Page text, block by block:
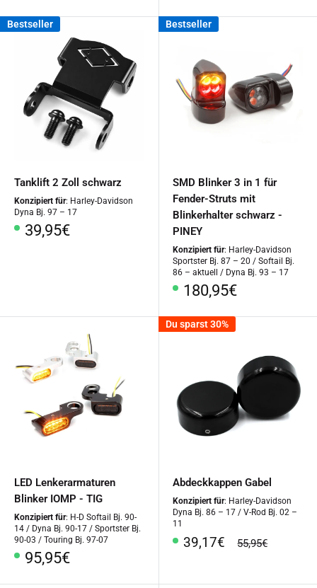
Bestseller
Tanklift 2 Zoll schwarz
Konzipiert für: Harley-Davidson
Dyna Bj. 97 – 17
Sonderpreis
39,95€
Bestseller
SMD Blinker 3 in 1 für
Fender-Struts mit
Blinkerhalter schwarz -
PINEY
Konzipiert für: Harley-Davidson
Sportster Bj. 87 – 20 / Softail Bj.
86 – aktuell / Dyna Bj. 93 – 17
Sonderpreis
180,95€
LED Lenkerarmaturen
Blinker IOMP - TIG
Konzipiert für: H-D Softail Bj. 90-
14 / Dyna Bj. 90-17 / Sportster Bj.
90-03 / Touring Bj. 97-07
Sonderpreis
95,95€
Du sparst 30%
Abdeckkappen Gabel
Konzipiert für: Harley-Davidson
Dyna Bj. 86 – 17 / V-Rod Bj. 02 –
11
Sonderpreis
39,17€ Normalpreis
55,95€